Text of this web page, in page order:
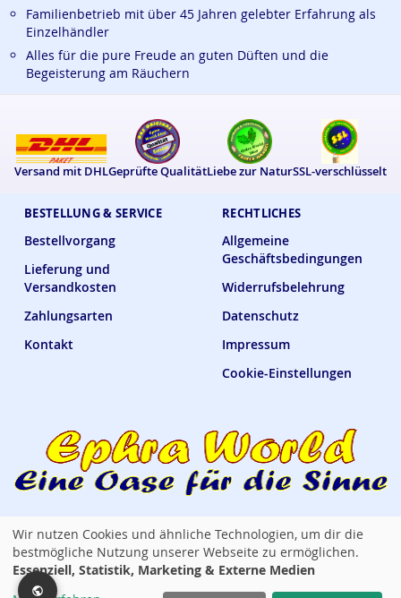
BESTELLUNG & SERVICE
Bestellvorgang
Lieferung und
Versandkosten
Zahlungsarten
Kontakt
RECHTLICHES
Allgemeine
Geschäftsbedingungen
Widerrufsbelehrung
Datenschutz
Impressum
Cookie-Einstellungen
Familienbetrieb mit über 45 Jahren gelebter Erfahrung als
Einzelhändler
Alles für die pure Freude an guten Düften und die
Begeisterung am Räuchern
Versand mit DHLGeprüfte QualitätLiebe zur NaturSSL-verschlüsselt
Ephra World Shop —verbindet · versorgt · verwöhnt
Copyright © 2014 - 2026 Ephra World. Alle Rechte vorbehalten. / All rights
Wir nutzen Cookies und ähnliche Technologien, um dir die
bestmögliche Nutzung unserer Webseite zu ermöglichen.
Essenziell, Statistik, Marketing & Externe Medien